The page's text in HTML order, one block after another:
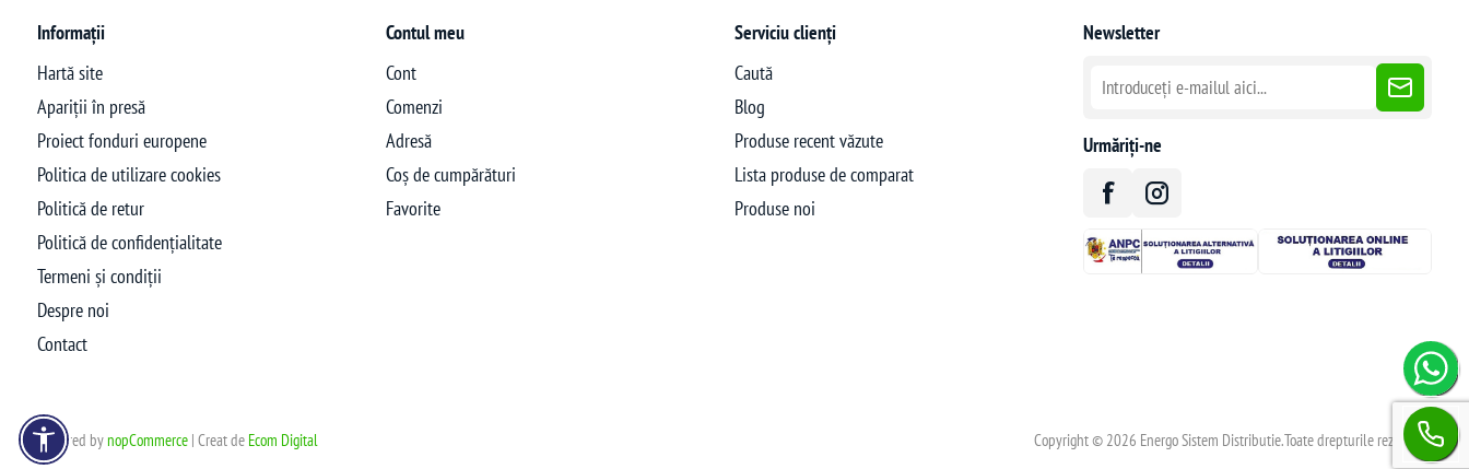
Informații
Hartă site
Apariții în presă
Proiect fonduri europene
Politica de utilizare cookies
Politică de retur
Politică de confidențialitate
Termeni și condiții
Despre noi
Contact
Contul meu
Cont
Comenzi
Adresă
Coș de cumpărături
Favorite
Serviciu clienți
Caută
Blog
Produse recent văzute
Lista produse de comparat
Produse noi
Newsletter
Urmăriți-ne
Powered bynopCommerce| Creat de Ecom Digital Copyright © 2026 Energo Sistem Distributie.Toate drepturile rezervate.